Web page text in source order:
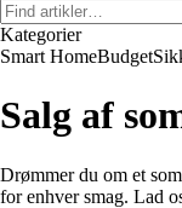
Kategorier
Smart HomeBudget
Salg af
Drømmer du om et
for enhver smag. Lad